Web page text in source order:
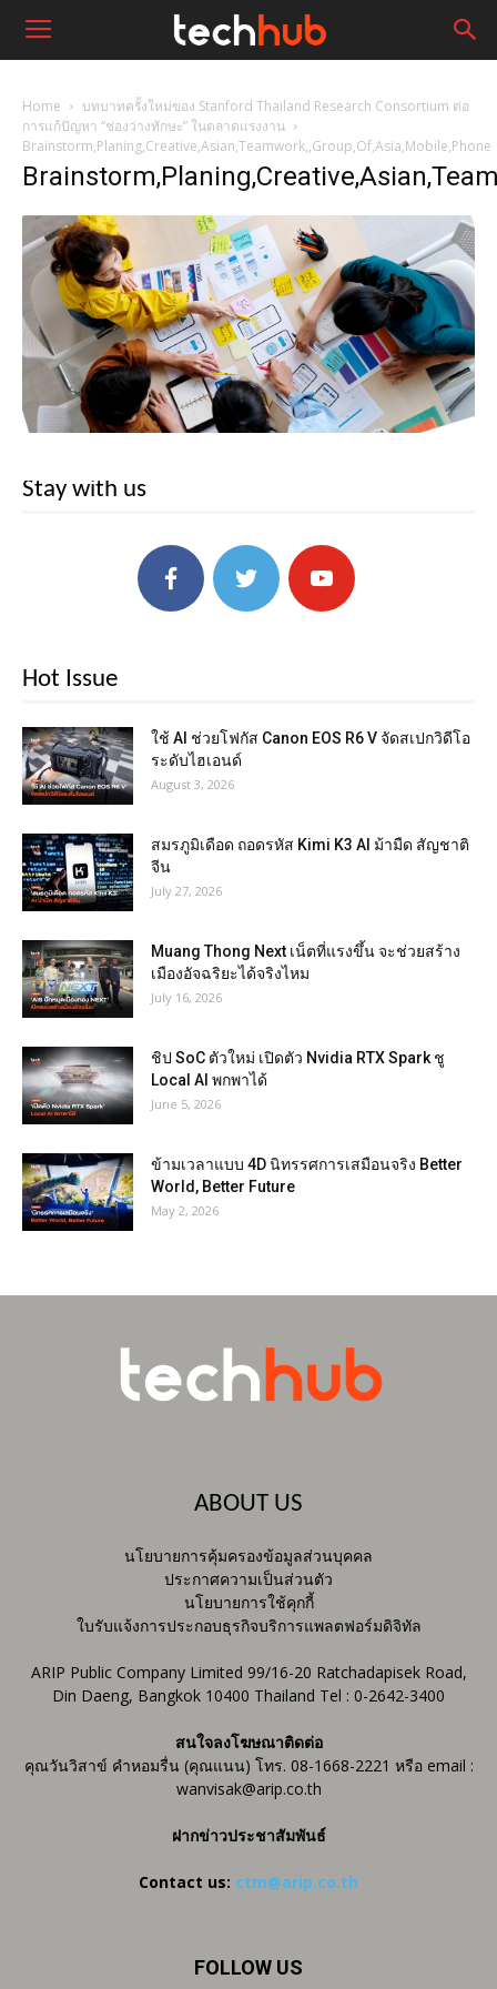
Home
บทบาทครั้งใหม่ของ Stanford Thailand Research Consortium ต่อ
การแก้ปัญหา “ช่องว่างทักษะ” ในตลาดแรงงาน
Brainstorm,Planing,Creative,Asian,Teamwork,,Group,Of,Asia,Mobile,Phone
Stay with us
Hot Issue
ใช้ AI ช่วยโฟกัส Canon EOS R6 V จัดสเปกวิดีโอ
ระดับไฮเอนด์
August 3, 2026
สมรภูมิเดือด ถอดรหัส Kimi K3 AI ม้ามืด สัญชาติ
จีน
July 27, 2026
Muang Thong Next เน็ตที่แรงขึ้น จะช่วยสร้าง
เมืองอัจฉริยะได้จริงไหม
July 16, 2026
ชิป SoC ตัวใหม่ เปิดตัว Nvidia RTX Spark ชู
Local AI พกพาได้
June 5, 2026
ข้ามเวลาแบบ 4D นิทรรศการเสมือนจริง Better
World, Better Future
May 2, 2026
ABOUT US
นโยบายการคุ้มครองข้อมูลส่วนบุคคล
ประกาศความเป็นส่วนตัว
นโยบายการใช้คุกกี้
ใบรับแจ้งการประกอบธุรกิจบริการแพลตฟอร์มดิจิทัล
ARIP Public Company Limited 99/16-20 Ratchadapisek Road,
Din Daeng, Bangkok 10400 Thailand Tel : 0-2642-3400
สนใจลงโฆษณาติดต่อ
คุณวันวิสาข์ คำหอมรื่น (คุณแนน) โทร. 08-1668-2221 หรือ email :
wanvisak@arip.co.th
ฝากข่าวประชาสัมพันธ์
Contact us: ctm@arip.co.th
FOLLOW US